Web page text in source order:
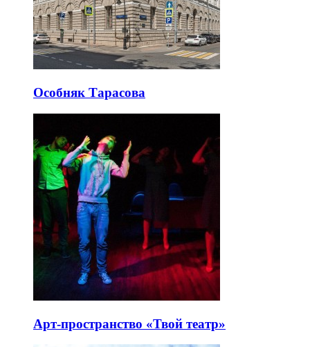
Особняк Тарасова
Арт-пространство «Твой театр»